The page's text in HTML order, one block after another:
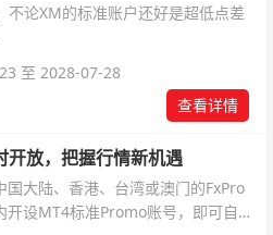
不论XM的标准账户还好是超低点差
至 2028-07-28
查看详情
开放，把握行情新机遇
国大陆、香港、台湾或澳门的FxPro
开设MT4标准Promo账号，即可自动